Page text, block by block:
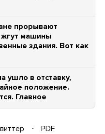
прорывают
жгут машины
здания. Вот как
ушло в отставку,
положение.
Главное
PDF